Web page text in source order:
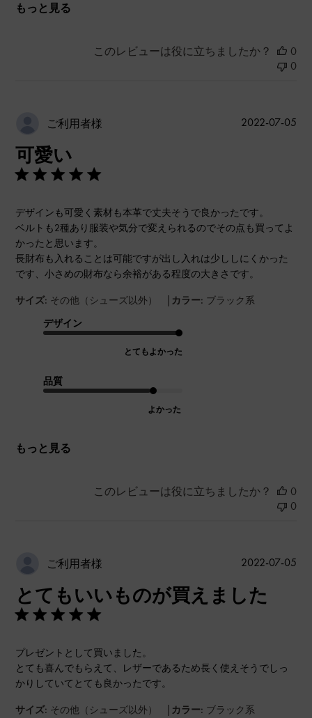
もっと見る
このレビューは役に立ちましたか？
0
0
ご利用者様
可愛い
デザインも可愛く素材も本革で丈夫そうで良かったです。
ベルトも2種あり服装や気分で変えられるのでその点も買ってよ
かったと思います。
長財布も入れることは可能ですが出し入れは少ししにくかった
です、小さめの財布なら余裕がある程度の大きさです。
サイズ: その他（シューズ以外） | カラー: ブラック系
デザイン
とてもよかった
品質
よかった
もっと見る
公
2022-07-05
このレビューは役に立ちましたか？
0
0
ご利用者様
とてもいいものが買えました
プレゼントとして買いました。
とても喜んでもらえて、レザーであるため長く使えそうでしっ
かりしていてとても良かったです。
サイズ: その他（シューズ以外） | カラー: ブラック系
公
2022-07-05